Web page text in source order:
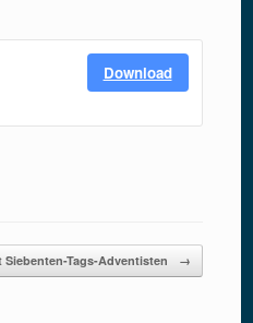
Download
Tags-Adventisten →